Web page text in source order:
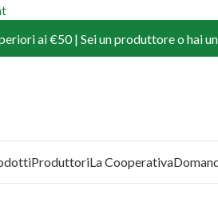
ai €50 | Sei un produttore o hai
ProduttoriLa Cooperativa